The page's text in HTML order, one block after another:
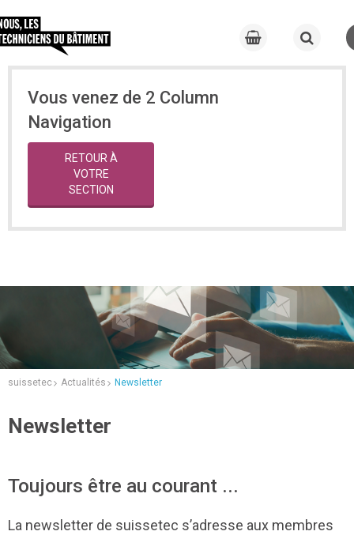
Vous venez de 2 Column
Navigation
RETOUR À
VOTRE
SECTION
suissetec Actualités Newsletter
Newsletter
Toujours être au courant ...
La newsletter de suissetec s’adresse aux membres